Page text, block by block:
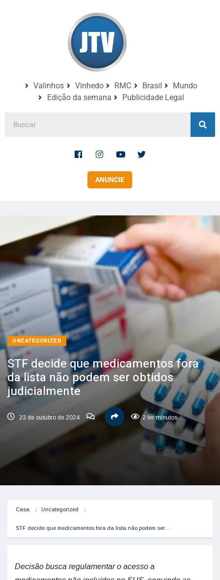
Valinhos Vinhedo RMC Brasil
Mundo
Edição da semana
Publicidade Legal
ANUNCIE
UNCATEGORIZED
STF decide que medicamentos fora
da lista não podem ser obtidos
judicialmente
23 de outubro de 2024 2 ler minutos
Casa Uncategorized
STF decide que medicamentos fora da lista não podem ser…
Decisão busca regulamentar o acesso a